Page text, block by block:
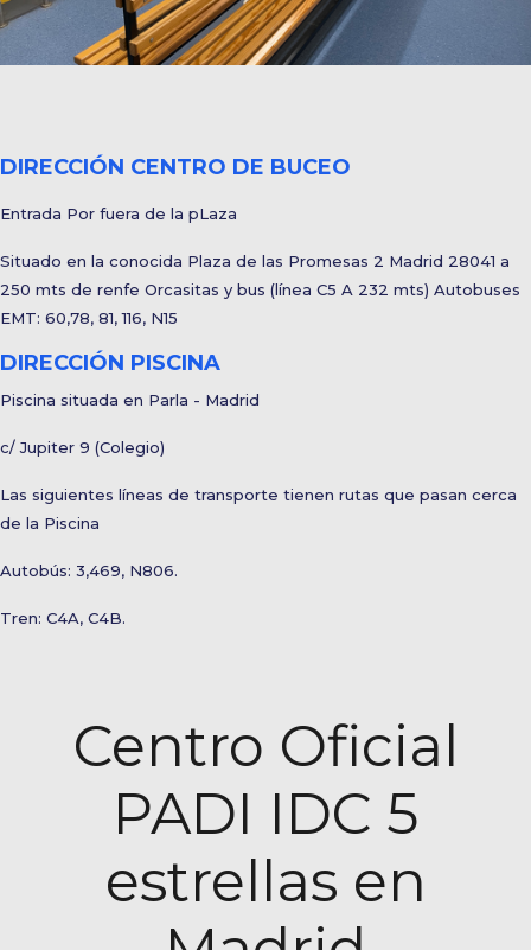
DIRECCIÓN CENTRO DE BUCEO
Entrada Por fuera de la pLaza
Situado en la conocida Plaza de las Promesas 2 Madrid 28041 a
250 mts de renfe Orcasitas y bus (línea C5 A 232 mts) Autobuses
EMT: 60,78, 81, 116, N15
DIRECCIÓN PISCINA
Piscina situada en Parla - Madrid
c/ Jupiter 9 (Colegio)
Las siguientes líneas de transporte tienen rutas que pasan cerca
de la Piscina
Autobús: 3,469, N806.
Tren: C4A, C4B.
Centro Oficial
PADI IDC 5
estrellas en